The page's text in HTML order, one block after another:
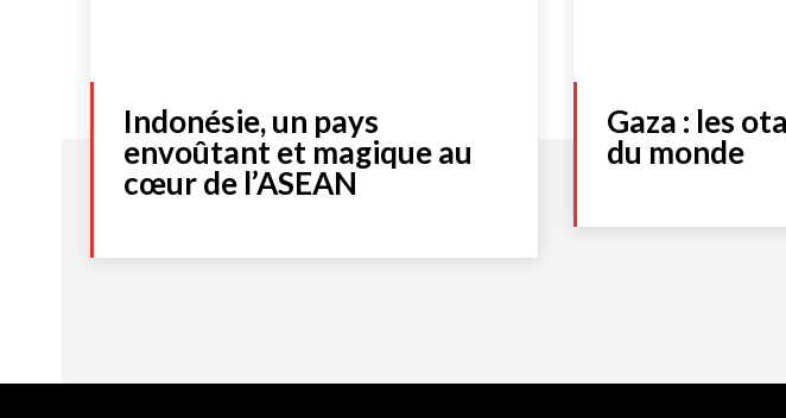
Indonésie, un pays
envoûtant et magique au
cœur de l’ASEAN
Gaza : les
du monde